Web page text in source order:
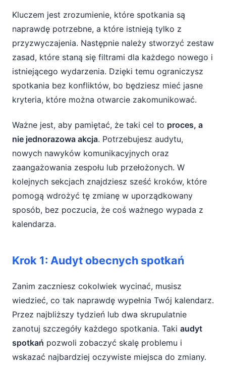
Kluczem jest zrozumienie, które spotkania są
naprawdę potrzebne, a które istnieją tylko z
przyzwyczajenia. Następnie należy stworzyć zestaw
zasad, które staną się filtrami dla każdego nowego i
istniejącego wydarzenia. Dzięki temu ograniczysz
spotkania bez konfliktów, bo będziesz mieć jasne
kryteria, które można otwarcie zakomunikować.
Ważne jest, aby pamiętać, że taki cel to proces, a
nie jednorazowa akcja. Potrzebujesz audytu,
nowych nawyków komunikacyjnych oraz
zaangażowania zespołu lub przełożonych. W
kolejnych sekcjach znajdziesz sześć kroków, które
pomogą wdrożyć tę zmianę w uporządkowany
sposób, bez poczucia, że coś ważnego wypada z
kalendarza.
Krok 1: Audyt obecnych spotkań
Zanim zaczniesz cokolwiek wycinać, musisz
wiedzieć, co tak naprawdę wypełnia Twój kalendarz.
Przez najbliższy tydzień lub dwa skrupulatnie
zanotuj szczegóły każdego spotkania. Taki audyt
spotkań pozwoli zobaczyć skalę problemu i
wskazać najbardziej oczywiste miejsca do zmiany.